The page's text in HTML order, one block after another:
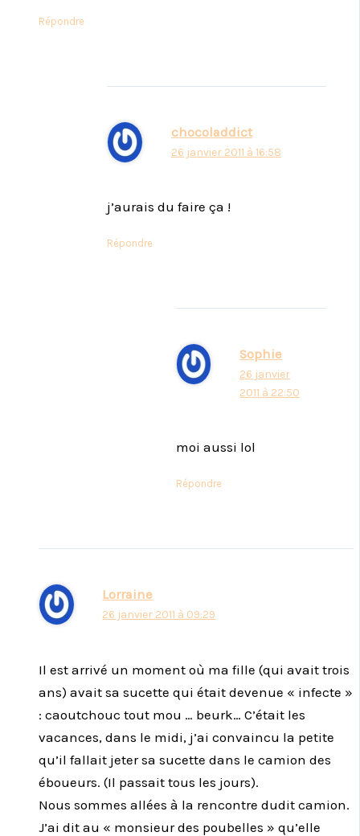
Répondre
chocoladdict
26 janvier 2011 à 16:58
j’aurais du faire ça !
Répondre
Sophie
26 janvier
2011 à 22:50
moi aussi lol
Répondre
Lorraine
26 janvier 2011 à 09:29
Il est arrivé un moment où ma fille (qui avait trois
ans) avait sa sucette qui était devenue « infecte »
: caoutchouc tout mou … beurk… C’était les
vacances, dans le midi, j’ai convaincu la petite
qu’il fallait jeter sa sucette dans le camion des
éboueurs. (Il passait tous les jours).
Nous sommes allées à la rencontre dudit camion.
J’ai dit au « monsieur des poubelles » qu’elle